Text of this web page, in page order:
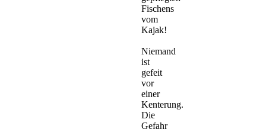
Fischens
vom
Kajak!
Niemand
ist
gefeit
vor
einer
Kenterung.
Die
Gefahr